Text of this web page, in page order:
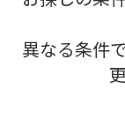
異なる条件